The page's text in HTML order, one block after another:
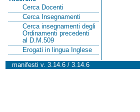
Cerca Docenti
Cerca Insegnamenti
Cerca insegnamenti degli
Ordinamenti precedenti
al D.M.509
Erogati in lingua Inglese
manifesti v. 3.14.6 / 3.14.6